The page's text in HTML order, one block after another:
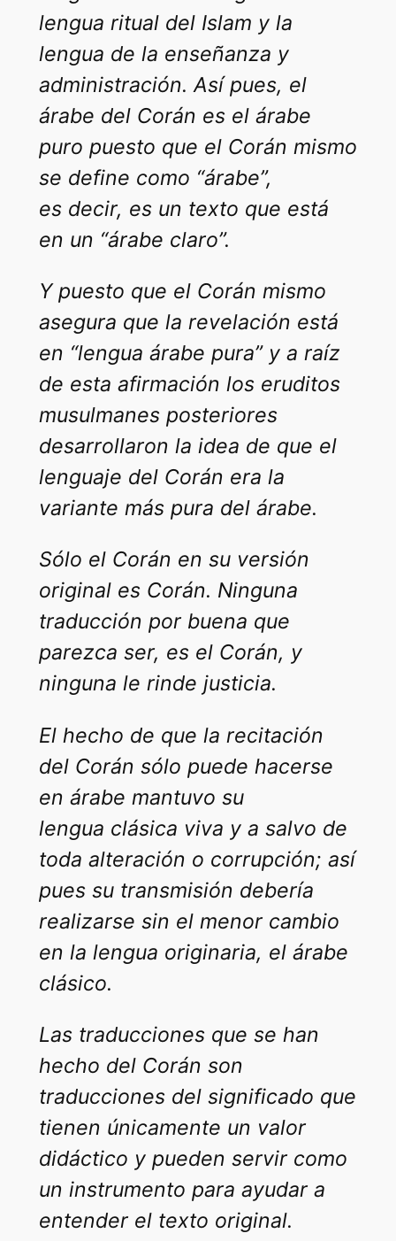
lengua ritual del Islam y la
lengua de la enseñanza y
administración. Así pues, el
árabe del Corán es el árabe
puro puesto que el Corán mismo
se define como “árabe”,
es decir, es un texto que está
en un “árabe claro”.
Y puesto que el Corán mismo
asegura que la revelación está
en “lengua árabe pura” y a raíz
de esta afirmación los eruditos
musulmanes posteriores
desarrollaron la idea de que el
lenguaje del Corán era la
variante más pura del árabe.
Sólo el Corán en su versión
original es Corán. Ninguna
traducción por buena que
parezca ser, es el Corán, y
ninguna le rinde justicia.
El hecho de que la recitación
del Corán sólo puede hacerse
en árabe mantuvo su
lengua clásica viva y a salvo de
toda alteración o corrupción; así
pues su transmisión debería
realizarse sin el menor cambio
en la lengua originaria, el árabe
clásico.
Las traducciones que se han
hecho del Corán son
traducciones del significado que
tienen únicamente un valor
didáctico y pueden servir como
un instrumento para ayudar a
entender el texto original.